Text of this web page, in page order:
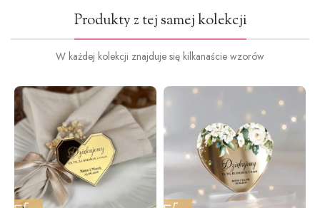
Produkty z tej samej kolekcji
W każdej kolekcji znajduje się kilkanaście wzorów